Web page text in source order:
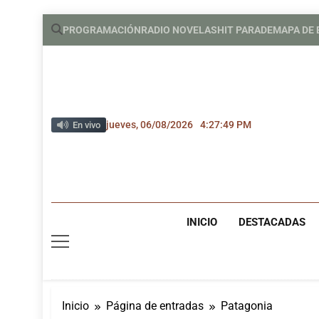
Saltar
PROGRAMACIÓNRADIO NOVELASHIT PARADEMAPA DE
En vivo jueves, 06/08/2026 4:27:49 PM
INICIO DESTACADAS
Inicio Página de entradas Patagonia